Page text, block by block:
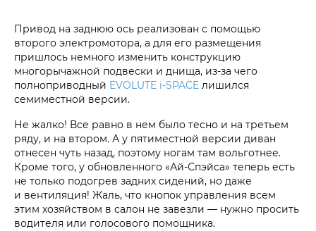
Привод на заднюю ось реализован с помощью
второго электромотора, а для его размещения
пришлось немного изменить конструкцию
многорычажной подвески и днища, из-за чего
полноприводный EVOLUTE i‑SPACE лишился
семиместной версии.
Не жалко! Все равно в нем было тесно и на третьем
ряду, и на втором. А у пятиместной версии диван
отнесен чуть назад, поэтому ногам там вольготнее.
Кроме того, у обновленного «Ай-Спэйса» теперь есть
не только подогрев задних сидений, но даже
и вентиляция! Жаль, что кнопок управления всем
этим хозяйством в салон не завезли — нужно просить
водителя или голосового помощника.